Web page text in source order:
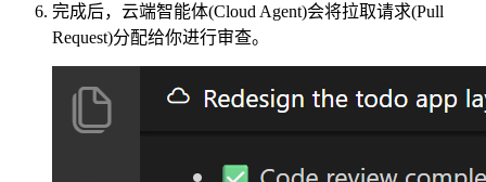
完成后，云端智能体(Cloud Agent)会将拉取请求(Pull
Request)分配给你进行审查。